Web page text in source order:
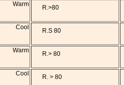
Warm
R.>80
Cool
R.S 80
Warm
R.> 80
Cool
R. > 80